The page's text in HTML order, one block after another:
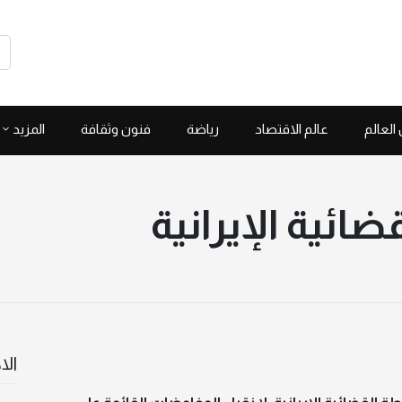
عالم الاقتصاد رياضة فنون وثقافة المزيد
الإيرانية